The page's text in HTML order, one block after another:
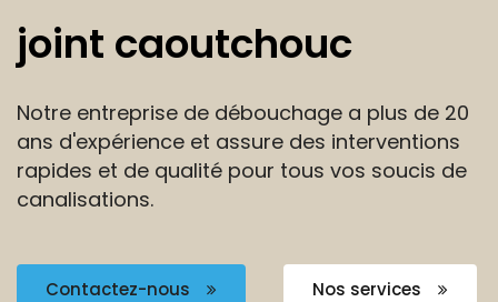
joint caoutchouc
Notre entreprise de débouchage a plus de 20
ans d'expérience et assure des interventions
rapides et de qualité pour tous vos soucis de
canalisations.
Contactez-nous Nos services